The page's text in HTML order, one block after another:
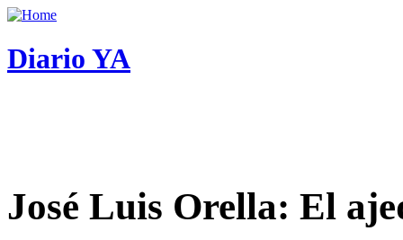
Diario YA
José Luis Orella: El